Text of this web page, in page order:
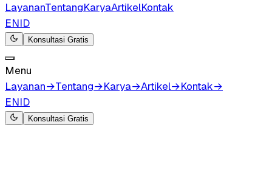
LayananTentangKaryaArtikelKontak
ENID
Konsultasi Gratis
Menu
Layanan→Tentang→Karya→Artikel→Kontak→
ENID
Konsultasi Gratis